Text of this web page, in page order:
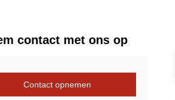
contact met ons op
Contact opnemen